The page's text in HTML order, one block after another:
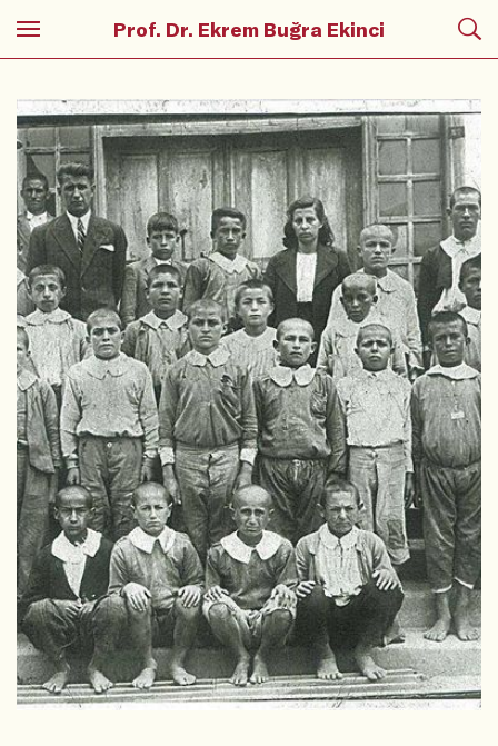
Prof. Dr. Ekrem Buğra Ekinci